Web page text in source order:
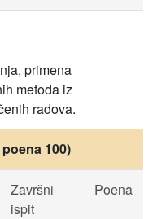
primena
metoda iz
radova.
100)
Završni
ispit
Poena